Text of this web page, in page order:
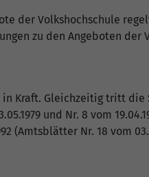
der Volkshochschule
zu den Angeboten
in Kraft. Gleichzeitig tritt
und Nr. 8 vom
(Amtsblätter Nr. 18 vom